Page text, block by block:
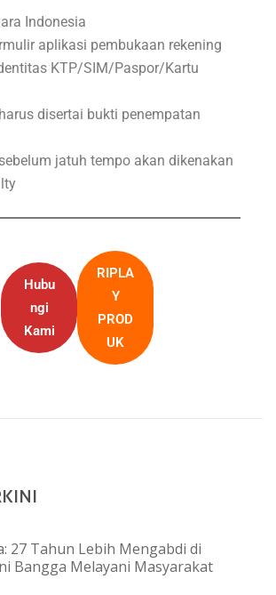
Indonesia
aplikasi pembukaan rekening
KTP/SIM/Paspor/Kartu
disertai bukti penempatan
jatuh tempo akan dikenakan
Hubu
ngi
Kami
RIPLA
Y
PROD
UK
27 Tahun Lebih Mengabdi di
Bangga Melayani Masyarakat